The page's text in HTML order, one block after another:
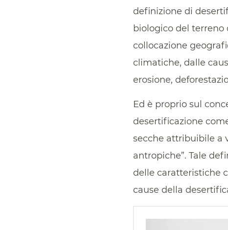
definizione di
biologico del terreno
collocazione
climatiche, dalle
erosione,
Ed è proprio sul
desertificazione
secche attribuibile a
antropiche”. Tale
delle caratteristiche
cause della